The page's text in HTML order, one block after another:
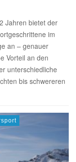
Jahren bietet der
im
an – genauer
Vorteil an den
unterschiedliche
bis schwereren